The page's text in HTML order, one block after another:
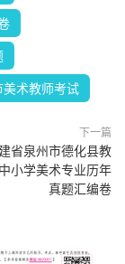
美术教师考试
下一篇
省泉州市德化县教
小学美术专业历年
真题汇编卷